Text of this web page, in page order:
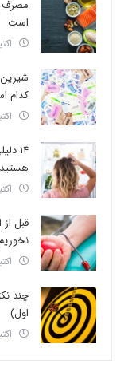
است
اکتبر
کدام
اکتبر
14
هستید
اکتبر
قبل
اکتبر
چند
اول)
اکتبر